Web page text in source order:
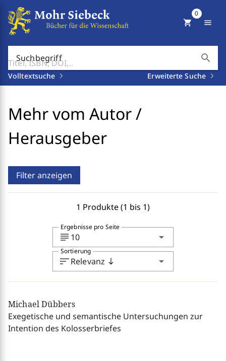
Suchbegriff search
Volltextsuche Erweiterte Suche
shopping_cart
0
menu
Mehr vom Autor /
Herausgeber
Filter anzeigen
1 Produkte (1 bis 1)
subject 10 arrow_drop_down
Ergebnisse pro Seite
sortRelevanz south arrow_drop_down
Sortierung
Michael Dübbers
Exegetische und semantische Untersuchungen zur
Intention des Kolosserbriefes